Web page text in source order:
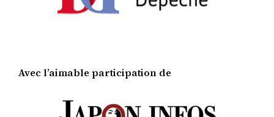
Avec l’aimable participation de